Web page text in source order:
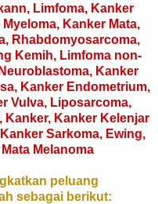
Limfoma, Kanker
Kanker Mata,
Rhabdomyosarcoma,
Kemih, Limfoma non-
Kanker
Kanker Endometrium,
Vulva, Liposarcoma,
Kanker, Kanker Kelenjar
Sarkoma, Ewing,
Melanoma
peluang
sebagai berikut: